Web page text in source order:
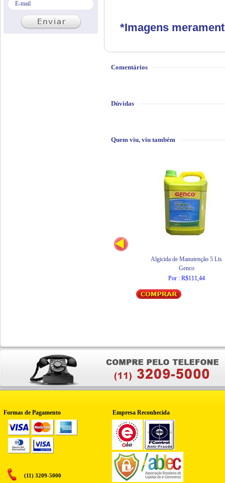
*Imagens
Comentários
Dúvidas
Quem viu, viu também
Algicida de Manutenção 5 Lts
Genco
Por : R$111,44
Formas de Pagamento Empresa Reconhecida
(11) 3209-5000